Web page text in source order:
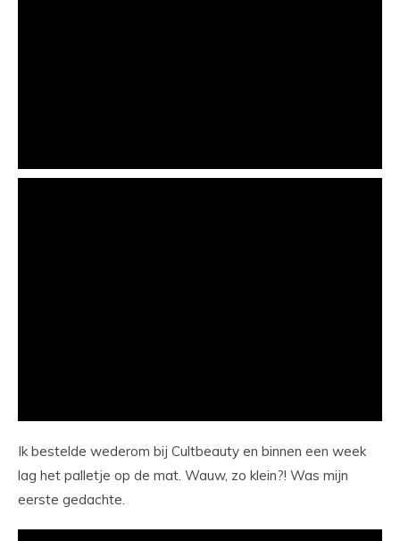
Ik bestelde wederom bij Cultbeauty en binnen een week
lag het palletje op de mat. Wauw, zo klein?! Was mijn
eerste gedachte.